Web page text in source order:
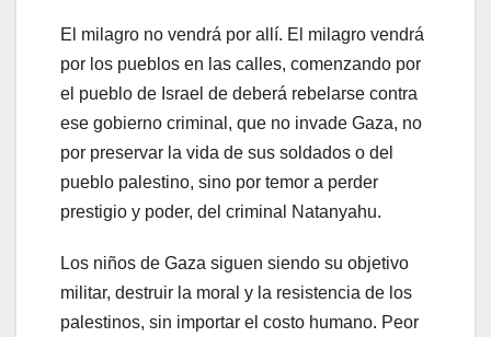
El milagro no vendrá por allí. El milagro vendrá
por los pueblos en las calles, comenzando por
el pueblo de Israel de deberá rebelarse contra
ese gobierno criminal, que no invade Gaza, no
por preservar la vida de sus soldados o del
pueblo palestino, sino por temor a perder
prestigio y poder, del criminal Natanyahu.
Los niños de Gaza siguen siendo su objetivo
militar, destruir la moral y la resistencia de los
palestinos, sin importar el costo humano. Peor